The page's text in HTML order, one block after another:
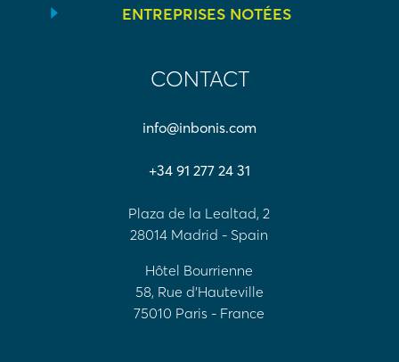
ENTREPRISES NOTÉES
CONTACT
info@inbonis.com
+34 91 277 24 31
Plaza de la Lealtad, 2
28014 Madrid - Spain
Hôtel Bourrienne
58, Rue d'Hauteville
75010 Paris - France